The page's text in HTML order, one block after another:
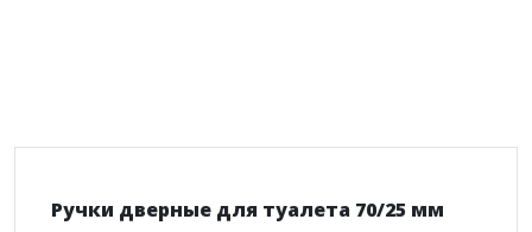
Ручки дверные для туалета 70/25 мм